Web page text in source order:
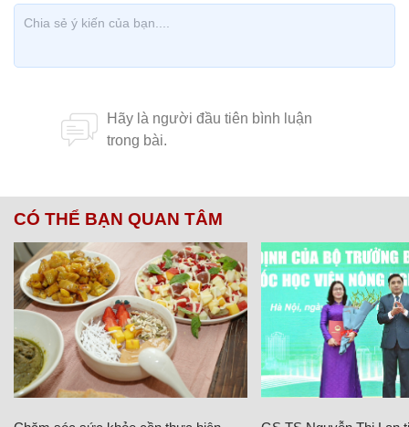
CÓ THỂ BẠN QUAN TÂM